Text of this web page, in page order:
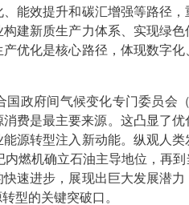
能效提升和碳汇增强等路径
建新质生产力体系、实现绿
优化是核心路径，体现数字
国政府间气候变化专门委员会
费是最主要来源。这凸显了
源转型注入新动能。纵观人
燃机确立石油主导地位，再
速进步，展现出巨大发展潜
型的关键突破口。